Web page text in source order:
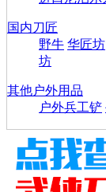
国内刀匠
野牛 华匠坊
坊
其他户外用品
户外兵工铲